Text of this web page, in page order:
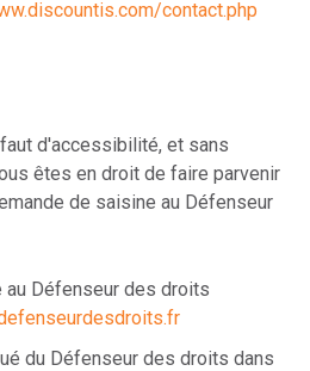
contact.php
d'accessibilité, et sans
êtes en droit de faire parvenir
de saisine au Défenseur
au Défenseur des droits
du Défenseur des droits dans